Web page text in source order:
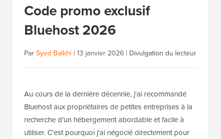
Code promo exclusif
Bluehost 2026
ParSyed Balkhi | 13 janvier 2026 | Divulgation du lecteur
Au cours de la dernière décennie, j'ai recommandé
Bluehost aux propriétaires de petites entreprises à la
recherche d'un hébergement abordable et facile à
utiliser. C'est pourquoi j'ai négocié directement pour